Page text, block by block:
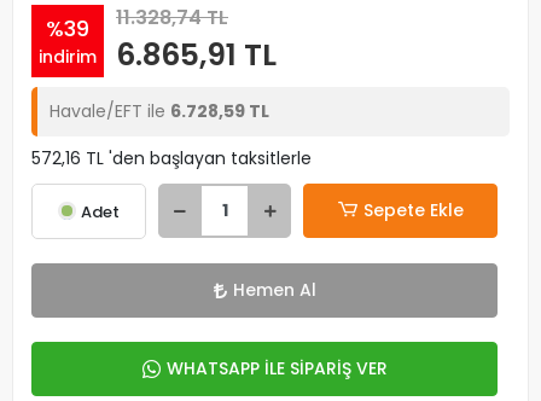
%39
indirim
11.328,74 TL
6.865,91 TL
Havale/EFT ile 6.728,59 TL
572,16 TL 'den başlayan taksitlerle
Adet Sepete Ekle
Hemen Al
WHATSAPP İLE SİPARİŞ VER